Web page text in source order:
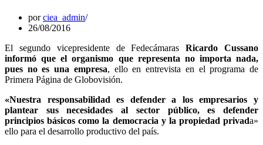
porciea_admin
26/08/2016
El segundo vicepresidente de FedecámarasRicardo Cussano
informó que el organismo que representa no importa nada,
pues no es una empresa, ello en entrevista en el programa de
Primera Página de Globovisión.
«Nuestra responsabilidad es defender a los empresarios y
plantear sus necesidades al sector público, es defender
principios básicos como la democracia y la propiedad privada»
ello para el desarrollo productivo del país.